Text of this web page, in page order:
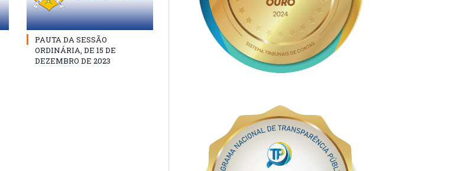
PAUTA DA SESSÃO
ORDINÁRIA, DE 15 DE
DEZEMBRO DE 2023